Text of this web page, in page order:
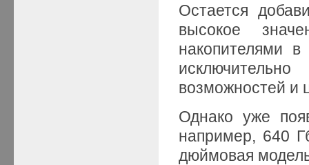
Остается
высокое
накопителями
возможностей и
Однако уже
например, 640
дюймовая